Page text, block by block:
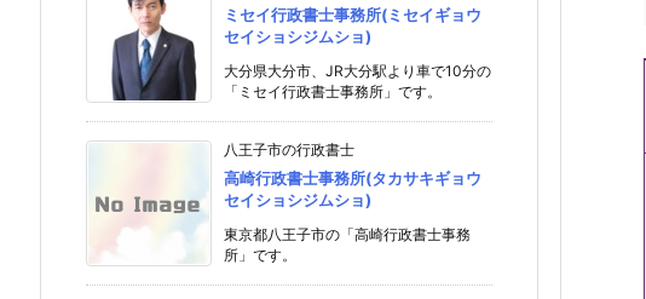
ミセイ行政書士事務所(ミセイギョウ
セイショシジムショ)
大分県大分市、JR大分駅より車で10分の
「ミセイ行政書士事務所」です。
八王子市の行政書士
高崎行政書士事務所(タカサキギョウ
セイショシジムショ)
東京都八王子市の「高崎行政書士事務
所」です。